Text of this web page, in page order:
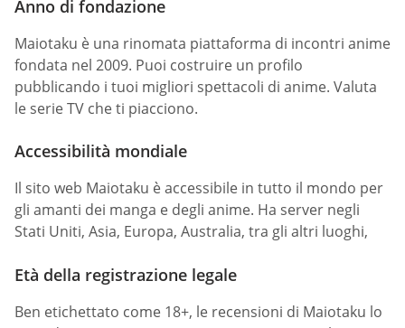
Anno di fondazione
Maiotaku è una rinomata piattaforma di incontri anime
fondata nel 2009. Puoi costruire un profilo
pubblicando i tuoi migliori spettacoli di anime. Valuta
le serie TV che ti piacciono.
Accessibilità mondiale
Il sito web Maiotaku è accessibile in tutto il mondo per
gli amanti dei manga e degli anime. Ha server negli
Stati Uniti, Asia, Europa, Australia, tra gli altri luoghi,
Età della registrazione legale
Ben etichettato come 18+, le recensioni di Maiotaku lo